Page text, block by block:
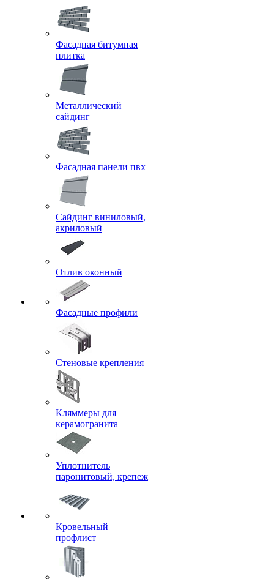
Фасадная битумная
плитка
Металлический
сайдинг
Фасадная панели пвх
Сайдинг виниловый,
акриловый
Отлив оконный
Фасадные профили
Стеновые крепления
Кляммеры для
керамогранита
Уплотнитель
паронитовый, крепеж
Кровельный
профлист